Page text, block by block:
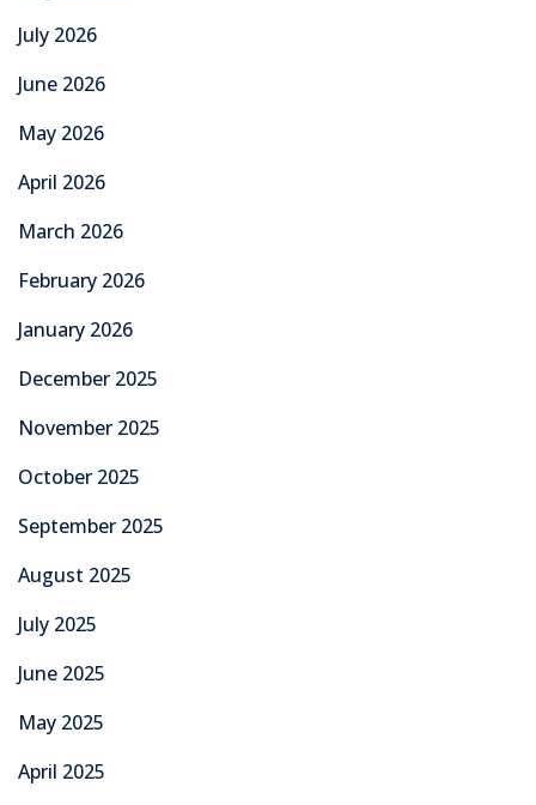
July 2026
June 2026
May 2026
April 2026
March 2026
February 2026
January 2026
December 2025
November 2025
October 2025
September 2025
August 2025
July 2025
June 2025
May 2025
April 2025